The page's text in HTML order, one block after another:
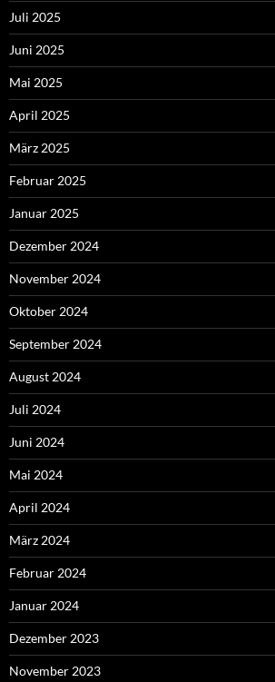
Juli 2025
Juni 2025
Mai 2025
April 2025
März 2025
Februar 2025
Januar 2025
Dezember 2024
November 2024
Oktober 2024
September 2024
August 2024
Juli 2024
Juni 2024
Mai 2024
April 2024
März 2024
Februar 2024
Januar 2024
Dezember 2023
November 2023